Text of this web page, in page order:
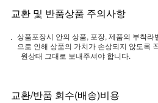
교환 및 반품상품 주의사항
상품포장시 안의 상품, 포장, 제품의 부착
으로 인해 상품의 가치가 손상되지 않도록
원상태 그대로 보내주셔야 합니다.
교환/반품 회수(배송)비용